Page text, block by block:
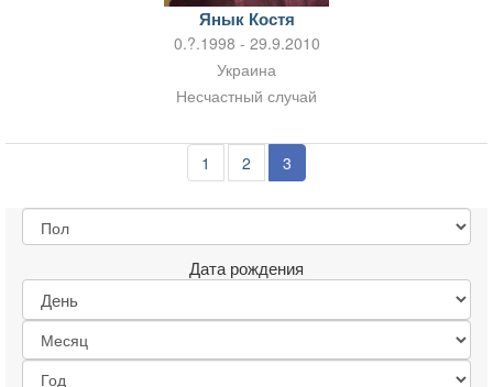
Янык Костя
0.?.1998 - 29.9.2010
Украина
Несчастный случай
1 2 3
Дата рождения